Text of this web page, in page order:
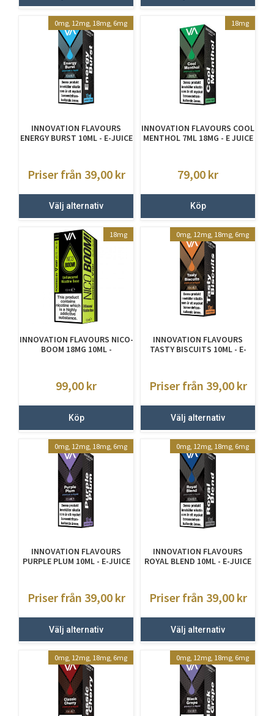
0mg, 12mg, 18mg, 6mg
INNOVATION FLAVOURS
ENERGY BURST 10ML - E-JUICE
Priser från 39,00 kr
Välj alternativ
18mg
INNOVATION FLAVOURS COOL
MENTHOL 7ML 18MG - E JUICE
79,00 kr
Köp
18mg
INNOVATION FLAVOURS NICO-
BOOM 18MG 10ML -
99,00 kr
Köp
0mg, 12mg, 18mg, 6mg
INNOVATION FLAVOURS
TASTY BISCUITS 10ML - E-
Priser från 39,00 kr
Välj alternativ
0mg, 12mg, 18mg, 6mg
INNOVATION FLAVOURS
PURPLE PLUM 10ML - E-JUICE
Priser från 39,00 kr
Välj alternativ
0mg, 12mg, 18mg, 6mg
INNOVATION FLAVOURS
ROYAL BLEND 10ML - E-JUICE
Priser från 39,00 kr
Välj alternativ
0mg, 12mg, 18mg, 6mg 0mg, 12mg, 18mg, 6mg